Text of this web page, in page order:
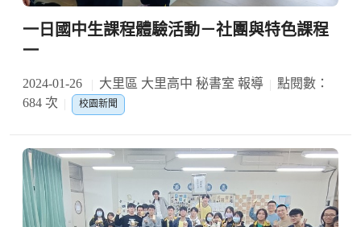
一日國中生課程體驗活動－社團與特色課程
一
2024-01-26 大里區 大里高中 秘書室 報導
點閱數：
684 次
校園新聞